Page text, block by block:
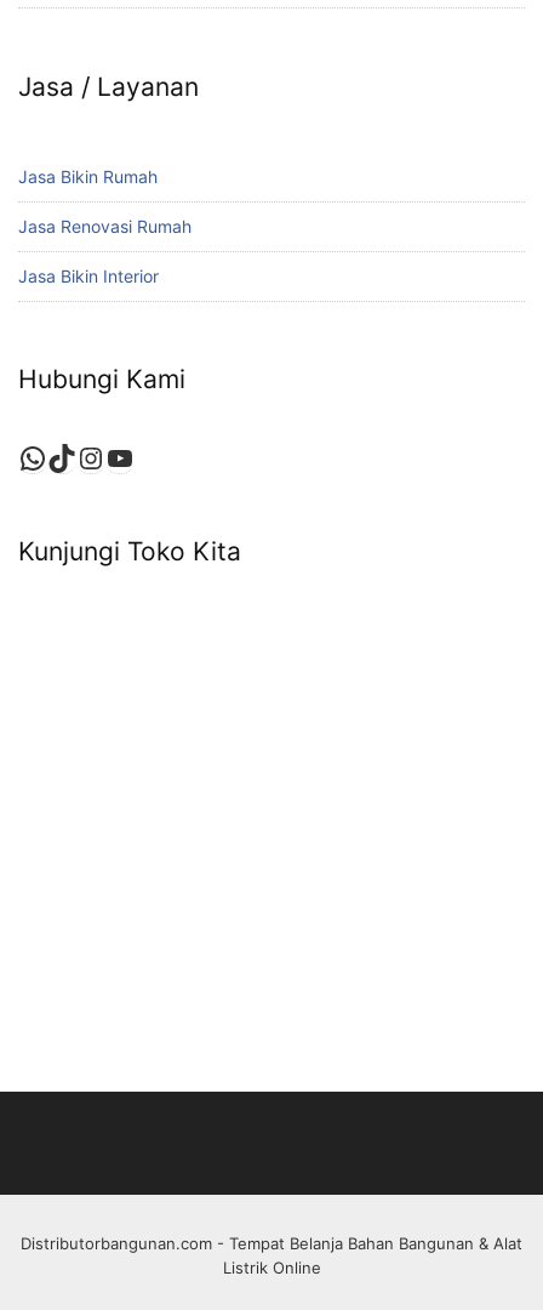
Jasa / Layanan
Jasa Bikin Rumah
Jasa Renovasi Rumah
Jasa Bikin Interior
Hubungi Kami
WhatsApp
TikTok
Instagram
YouTube
Kunjungi Toko Kita
Distributorbangunan.com - Tempat Belanja Bahan Bangunan & Alat
Listrik Online